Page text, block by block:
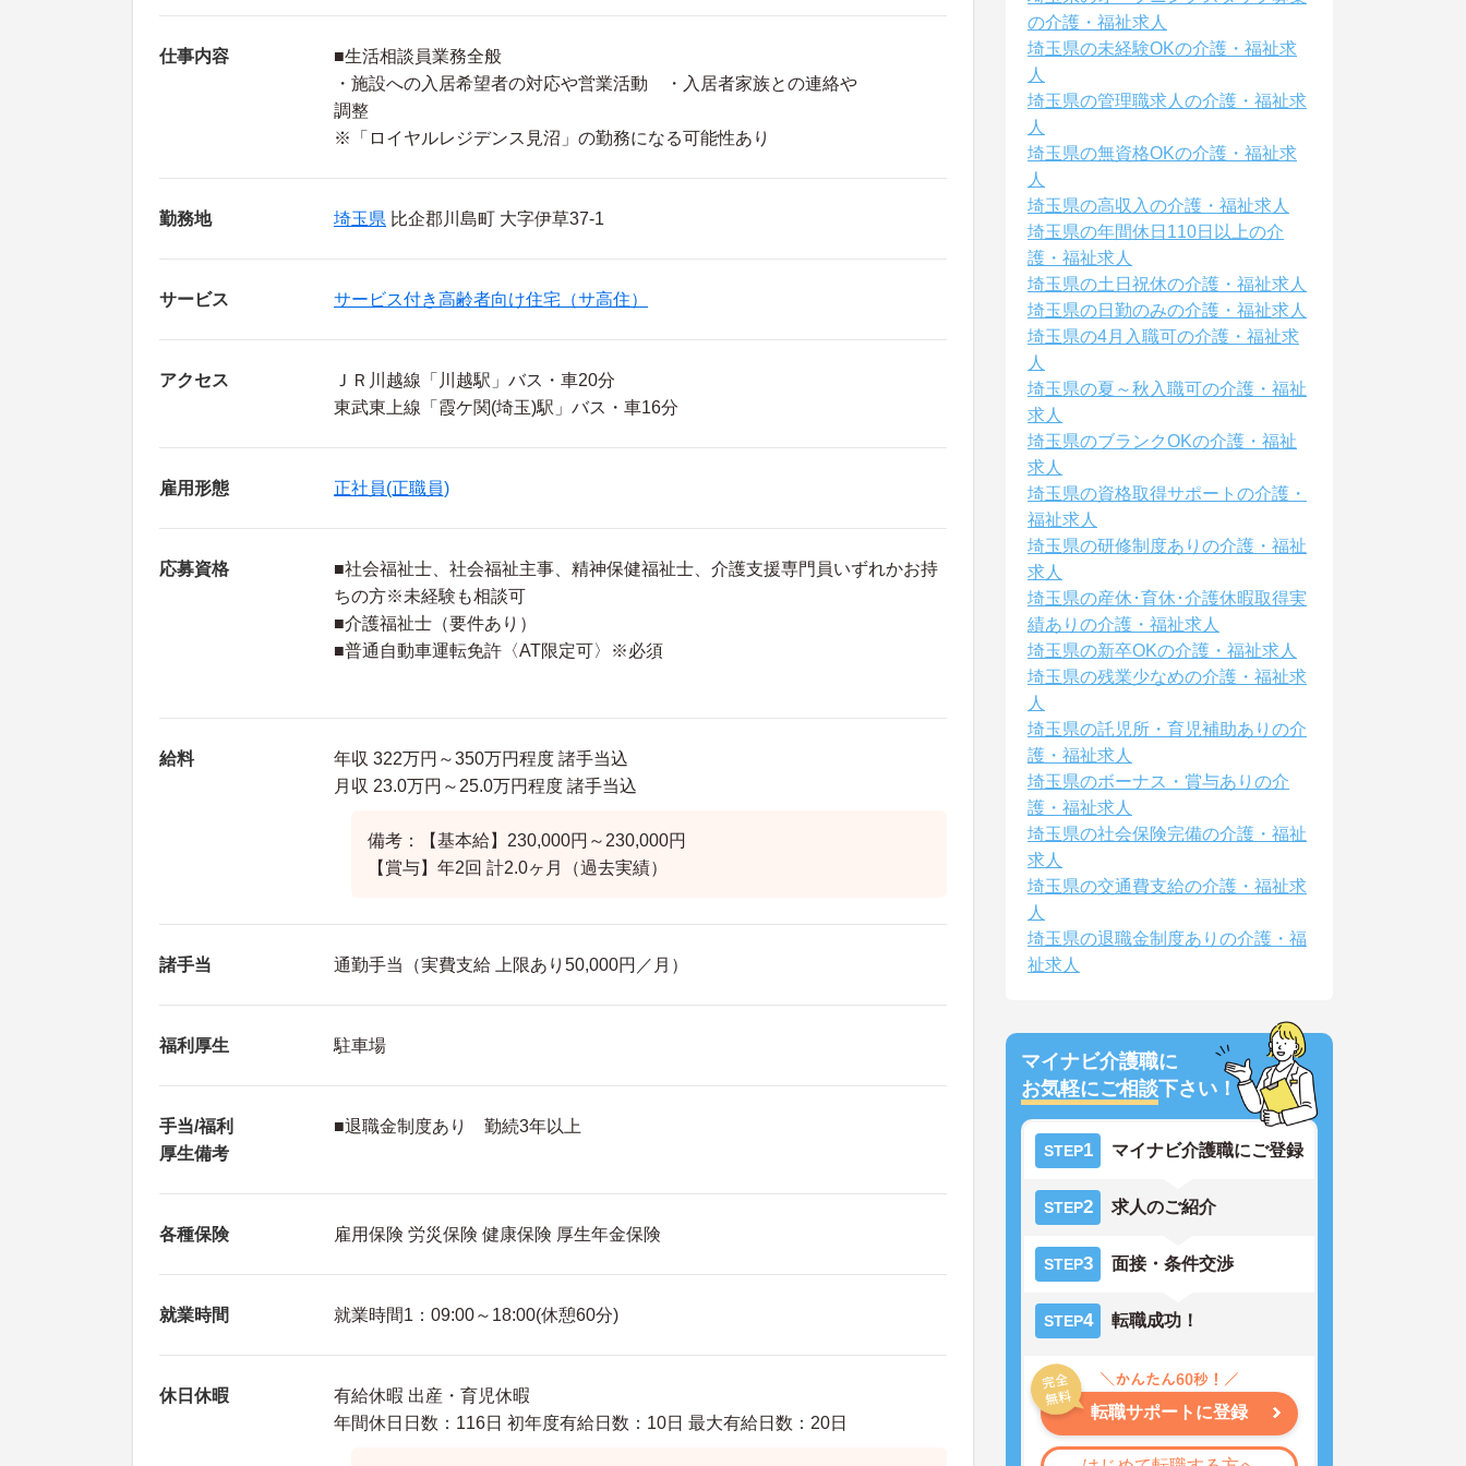
仕事内容
■生活相談員業務全般
・施設への入居希望者の対応や営業活動 ・入居者家族との連絡や
調整
※「ロイヤルレジデンス見沼」の勤務になる可能性あり
勤務地 埼玉県 比企郡川島町 大字伊草37-1
サービス サービス付き高齢者向け住宅（サ高住）
アクセス
ＪＲ川越線「川越駅」バス・車20分
東武東上線「霞ケ関(埼玉)駅」バス・車16分
雇用形態 正社員(正職員)
応募資格
■社会福祉士、社会福祉主事、精神保健福祉士、介護支援専門員いずれかお持
ちの方※未経験も相談可
■介護福祉士（要件あり）
■普通自動車運転免許〈AT限定可〉※必須
給料
年収 322万円～350万円程度 諸手当込
月収 23.0万円～25.0万円程度 諸手当込
備考：【基本給】230,000円～230,000円
【賞与】年2回 計2.0ヶ月（過去実績）
諸手当 通勤手当（実費支給 上限あり50,000円／月）
福利厚生 駐車場
手当/福利
厚生備考
■退職金制度あり 勤続3年以上
各種保険 雇用保険 労災保険 健康保険 厚生年金保険
就業時間 就業時間1：09:00～18:00(休憩60分)
休日休暇
有給休暇 出産・育児休暇
年間休日日数：116日 初年度有給日数：10日 最大有給日数：20日
の介護・福祉求人
埼玉県の未経験OKの介護・福祉求
人
埼玉県の管理職求人の介護・福祉求
人
埼玉県の無資格OKの介護・福祉求
人
埼玉県の高収入の介護・福祉求人
埼玉県の年間休日110日以上の介
護・福祉求人
埼玉県の土日祝休の介護・福祉求人
埼玉県の日勤のみの介護・福祉求人
埼玉県の4月入職可の介護・福祉求
人
埼玉県の夏～秋入職可の介護・福祉
求人
埼玉県のブランクOKの介護・福祉
求人
埼玉県の資格取得サポートの介護・
福祉求人
埼玉県の研修制度ありの介護・福祉
求人
埼玉県の産休･育休･介護休暇取得実
績ありの介護・福祉求人
埼玉県の新卒OKの介護・福祉求人
埼玉県の残業少なめの介護・福祉求
人
埼玉県の託児所・育児補助ありの介
護・福祉求人
埼玉県のボーナス・賞与ありの介
護・福祉求人
埼玉県の社会保険完備の介護・福祉
求人
埼玉県の交通費支給の介護・福祉求
人
埼玉県の退職金制度ありの介護・福
祉求人
マイナビ介護職に
お気軽にご相談下さい！
STEP1 マイナビ介護職にご登録
STEP2 求人のご紹介
STEP3 面接・条件交渉
STEP4 転職成功！
転職サポートに登録